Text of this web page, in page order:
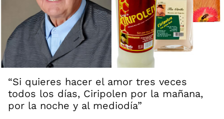
“Si quieres hacer el amor tres veces
todos los días, Ciripolen por la mañana,
por la noche y al mediodía”